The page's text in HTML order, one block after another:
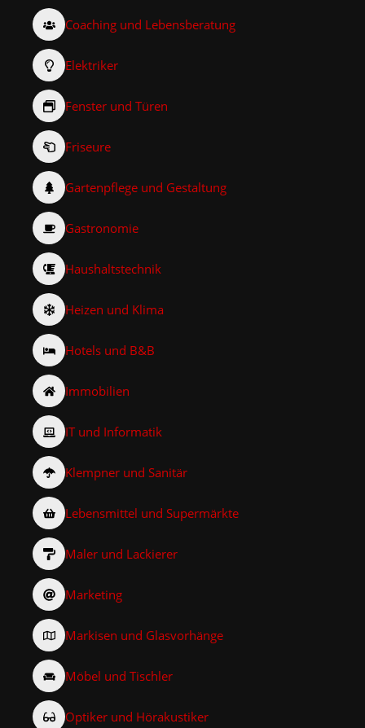
Coaching und Lebensberatung
Elektriker
Fenster und Türen
Friseure
Gartenpflege und Gestaltung
Gastronomie
Haushaltstechnik
Heizen und Klima
Hotels und B&B
Immobilien
IT und Informatik
Klempner und Sanitär
Lebensmittel und Supermärkte
Maler und Lackierer
Marketing
Markisen und Glasvorhänge
Möbel und Tischler
Optiker und Hörakustiker